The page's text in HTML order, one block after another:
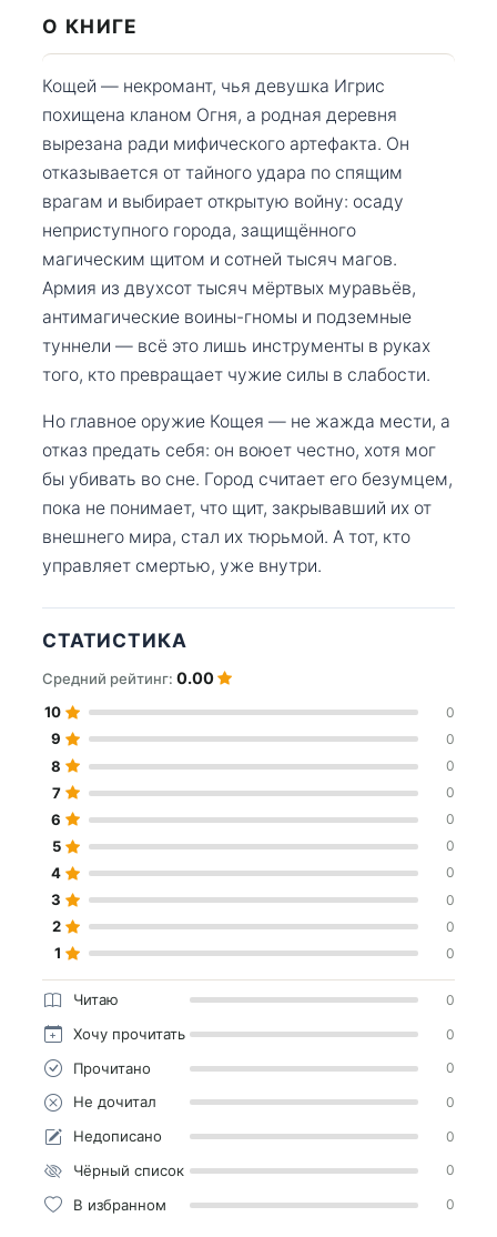
О КНИГЕ
Кощей — некромант, чья девушка Игрис
похищена кланом Огня, а родная деревня
вырезана ради мифического артефакта. Он
отказывается от тайного удара по спящим
врагам и выбирает открытую войну: осаду
неприступного города, защищённого
магическим щитом и сотней тысяч магов.
Армия из двухсот тысяч мёртвых муравьёв,
антимагические воины-гномы и подземные
туннели — всё это лишь инструменты в руках
того, кто превращает чужие силы в слабости.
Но главное оружие Кощея — не жажда мести, а
отказ предать себя: он воюет честно, хотя мог
бы убивать во сне. Город считает его безумцем,
пока не понимает, что щит, закрывавший их от
внешнего мира, стал их тюрьмой. А тот, кто
управляет смертью, уже внутри.
СТАТИСТИКА
Средний рейтинг: 0.00
10 0
9 0
8 0
7 0
6 0
5 0
4 0
3 0
2 0
1 0
Читаю 0
Хочу прочитать 0
Прочитано 0
Не дочитал 0
Недописано 0
Чёрный список 0
В избранном 0